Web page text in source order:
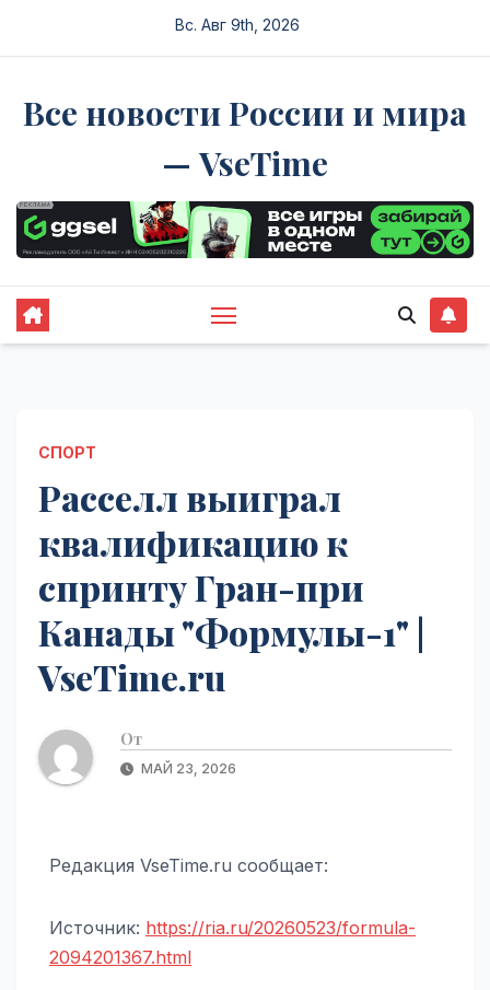
Вс. Авг 9th, 2026
Все новости России и мира
— VseTime
СПОРТ
Расселл выиграл
квалификацию к
спринту Гран-при
Канады "Формулы-1" |
VseTime.ru
От
МАЙ 23, 2026
Редакция VseTime.ru сообщает:
Источник: https://ria.ru/20260523/formula-
2094201367.html